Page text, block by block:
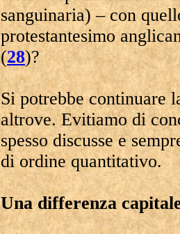
sanguinaria) – con
protestantesimo
(28)?
Si potrebbe continuare
altrove. Evitiamo di
spesso discusse e
di ordine quantitativo.
Una differenza